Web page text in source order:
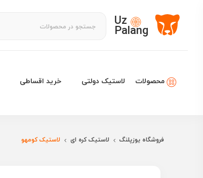
Uz
Palang
محصولات لاستیک دولتی خرید اقساطی
فروشگاه یوزپلنگ لاستیک کره ای لاستیک کومهو